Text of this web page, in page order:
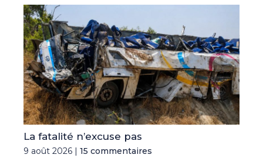
La fatalité n’excuse pas
9 août 2026 | 15 commentaires